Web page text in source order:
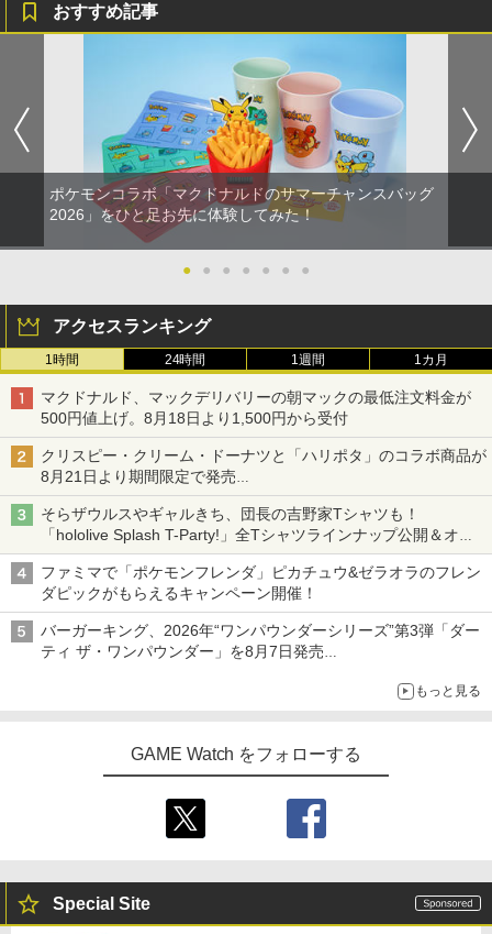
おすすめ記事
ポケモンコラボ「マクドナルドのサマーチャンスバッグ
2026」をひと足お先に体験してみた！
● ● ● ● ● ● ●
アクセスランキング
1時間 24時間 1週間 1カ月
マクドナルド、マックデリバリーの朝マックの最低注文料金が
500円値上げ。8月18日より1,500円から受付
クリスピー・クリーム・ドーナツと「ハリポタ」のコラボ商品が
8月21日より期間限定で発売
組分け帽子ドーナツなど見た目も楽しい商品が登場
そらザウルスやギャルきち、団長の吉野家Tシャツも！
「hololive Splash T-Party!」全Tシャツラインナップ公開＆オン
ライン販売開始
ファミマで「ポケモンフレンダ」ピカチュウ&ゼラオラのフレン
ダピックがもらえるキャンペーン開催！
バーガーキング、2026年“ワンパウンダーシリーズ”第3弾「ダー
ティ ザ・ワンパウンダー」を8月7日発売
もっと見る
GAME Watch をフォローする
Special Site